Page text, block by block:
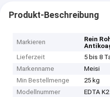
Produkt-Beschreibung
Markieren Rein
Lieferzeit
5 bis 8
Markenname
Meisi
Min Bestellmenge
25 kg
Modellnummer
EDTA K2